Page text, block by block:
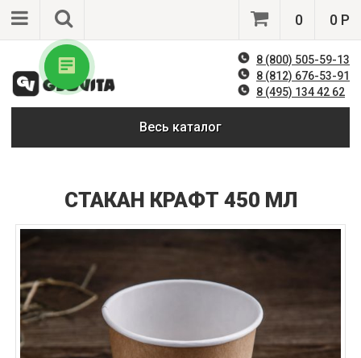
0 0 Р
8 (800) 505-59-13
8 (812) 676-53-91
8 (495) 134 42 62
Весь каталог
СТАКАН КРАФТ 450 МЛ